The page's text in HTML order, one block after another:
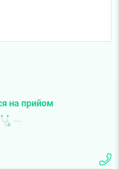
на прийом